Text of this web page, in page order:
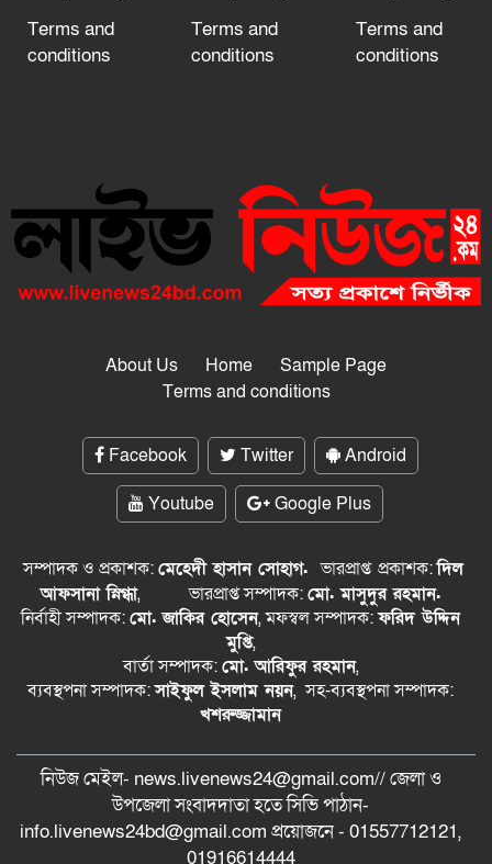
Terms and
conditions
Terms and
conditions
Terms and
conditions
About Us Home
Sample Page
Terms and conditions
Facebook Twitter
Android
Youtube
Google Plus
সম্পাদক ও প্রকাশক:মেহেদী হাসান সোহাগ.ভারপ্রাপ্ত প্রকাশক:দিল
আফসানা স্নিগ্ধা, ভারপ্রাপ্ত সম্পাদক:মো. মাসুদুর রহমান.
নির্বাহী সম্পাদক:মো. জাকির হোসেন, মফস্বল সম্পাদক:ফরিদ উদ্দিন
মুপ্তি,
বার্তা সম্পাদক:মো. আরিফুর রহমান,
ব্যবস্থপনা সম্পাদক:সাইফুল ইসলাম নয়ন, সহ-ব্যবস্থপনা সম্পাদক:
খশরুজ্জামান
নিউজ মেইল- news.livenews24@gmail.com// জেলা ও
‍উপজেলা সংবাদদাতা হতে সিভি পাঠান-
info.livenews24bd@gmail.com প্রয়োজনে - 01557712121,
01916614444